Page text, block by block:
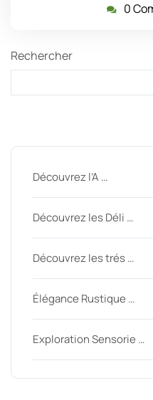
0
Rechercher
Découvrez l’A …
Découvrez les Déli …
Découvrez les trés …
Élégance Rustique …
Exploration Sensorie …